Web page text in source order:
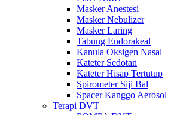
Masker Anestesi
Masker Nebulizer
Masker Laring
Tabung Endorakeal
Kanula Oksigen Nasal
Kateter Sedotan
Kateter Hisap Tertutup
Spirometer Siji Bal
Spacer Kanggo Aerosol
Terapi DVT